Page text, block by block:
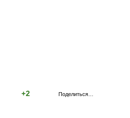
+2 Поделиться…